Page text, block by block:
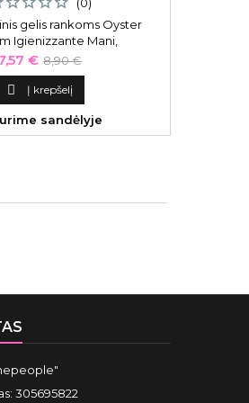
gelis rankoms Oyster
Igienizzante Mani,
250 ml
€ Bazinė
kaina
8,90 €
 Į krepšelį
sandėlyje
305695822